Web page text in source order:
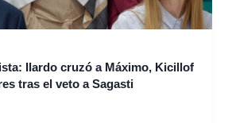
Ilardo cruzó a Máximo, Kicillof
tras el veto a Sagasti